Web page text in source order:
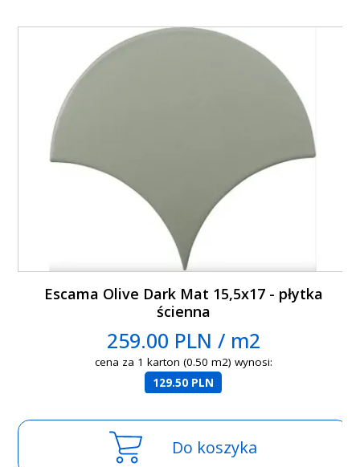
Escama Olive Dark Mat 15,5x17 - płytka
ścienna
259.00 PLN / m2
cena za 1 karton (0.50 m2) wynosi:
129.50 PLN
Do koszyka